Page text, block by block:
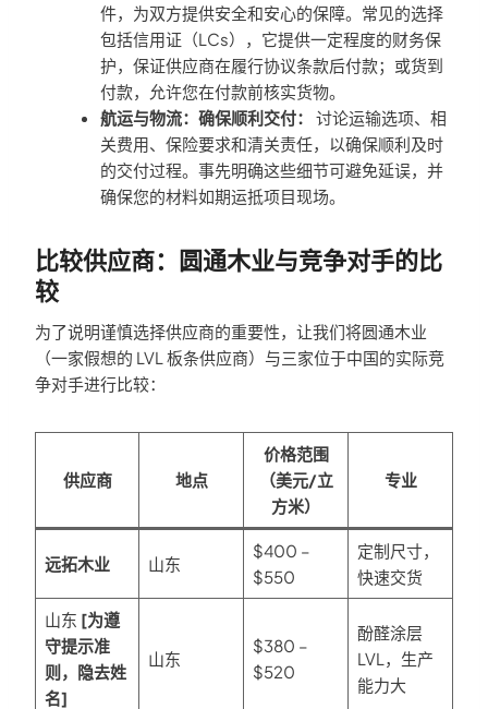
件，为双方提供安全和安心的保障。常见的选择
包括信用证（LCs），它提供一定程度的财务保
护，保证供应商在履行协议条款后付款；或货到
付款，允许您在付款前核实货物。
航运与物流：确保顺利交付：
讨论运输选项、相
关费用、保险要求和清关责任，以确保顺利及时
的交付过程。事先明确这些细节可避免延误，并
确保您的材料如期运抵项目现场。
比较供应商：圆通木业与竞争对手的比
较
为了说明谨慎选择供应商的重要性，让我们将圆通木业
（一家假想的 LVL 板条供应商）与三家位于中国的实际竞
争对手进行比较：
供应商 地点
价格范围
（美元/立
方米）
专业
远拓木业 山东
$400 –
$550
定制尺寸，
快速交货
山东 [为遵
守提示准
则，隐去姓
名]
山东
$380 –
$520
酚醛涂层
LVL，生产
能力大